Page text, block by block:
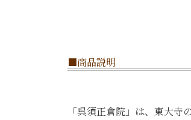
■商品説明
「呉須正倉院」は、東大